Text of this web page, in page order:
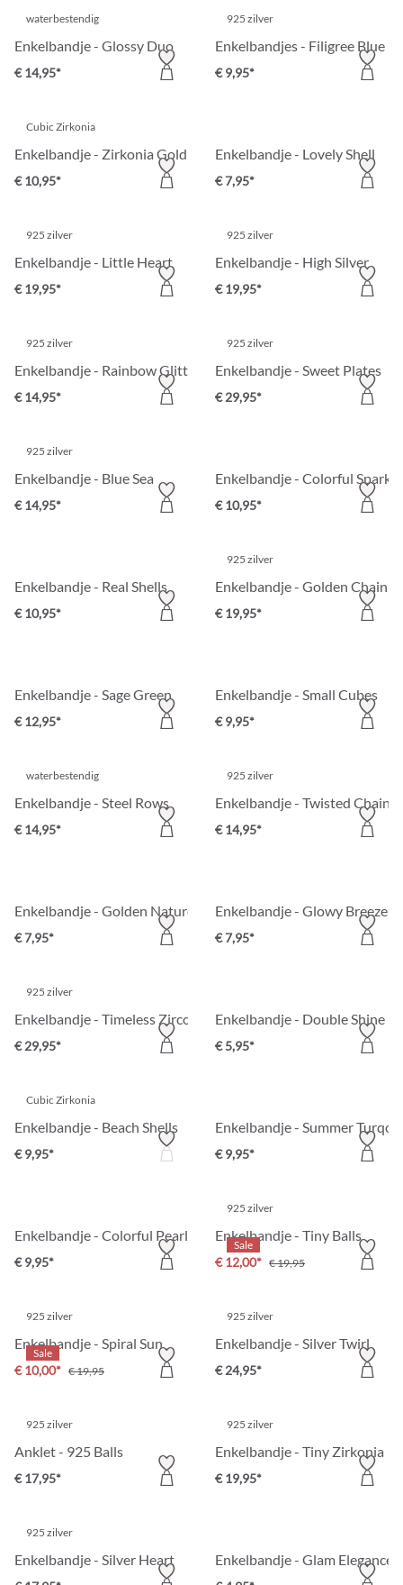
waterbestendig
Enkelbandje - Glossy Duo
€ 14,95*
925 zilver
Enkelbandjes - Filigree Blue
€ 9,95*
Cubic Zirkonia
Enkelbandje - Zirkonia Gold
€ 10,95*
Enkelbandje - Lovely Shell
€ 7,95*
925 zilver
Enkelbandje - Little Heart
€ 19,95*
925 zilver
Enkelbandje - High Silver
€ 19,95*
925 zilver
Enkelbandje - Rainbow Glitter
€ 14,95*
925 zilver
Enkelbandje - Sweet Plates
€ 29,95*
925 zilver
Enkelbandje - Blue Sea
€ 14,95*
Enkelbandje - Colorful
€ 10,95*
Enkelbandje - Real Shells
€ 10,95*
925 zilver
Enkelbandje - Golden Chain
€ 19,95*
Enkelbandje - Sage Green
€ 12,95*
Enkelbandje - Small Cubes
€ 9,95*
waterbestendig
Enkelbandje - Steel Rows
€ 14,95*
925 zilver
Enkelbandje - Twisted Chain
€ 14,95*
Enkelbandje - Golden Nature
€ 7,95*
Enkelbandje - Glowy Breeze
€ 7,95*
925 zilver
Enkelbandje - Timeless Zirconia
€ 29,95*
Enkelbandje - Double Shine
€ 5,95*
Cubic Zirkonia
Enkelbandje - Beach Shells
€ 9,95*
Enkelbandje - Summer
€ 9,95*
Enkelbandje - Colorful Pearls
€ 9,95*
Sale
925 zilver
Enkelbandje - Tiny Balls
€ 12,00* € 19,95
Sale
925 zilver
Enkelbandje - Spiral Sun
€ 10,00* € 19,95
925 zilver
Enkelbandje - Silver Twirl
€ 24,95*
925 zilver
Anklet - 925 Balls
€ 17,95*
925 zilver
Enkelbandje - Tiny Zirkonia
€ 19,95*
925 zilver
Enkelbandje - Silver Heart Enkelbandje - Glam Elegance